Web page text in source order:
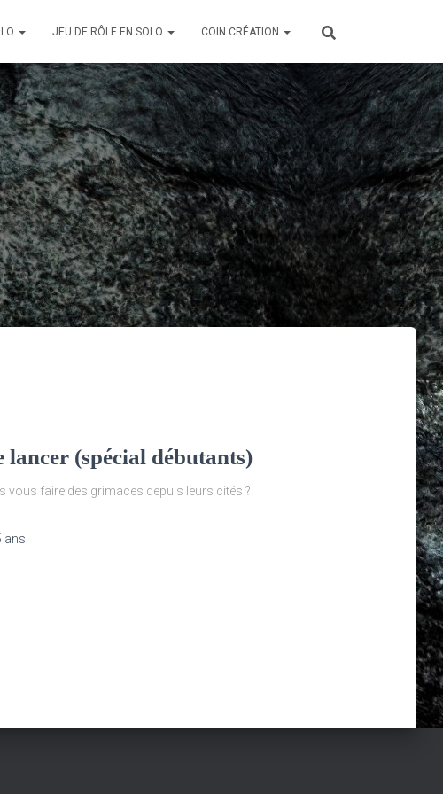
JEU DE RÔLE EN SOLO COIN CRÉATION
(spécial débutants)
vous faire des grimaces depuis leurs cités ?
ans